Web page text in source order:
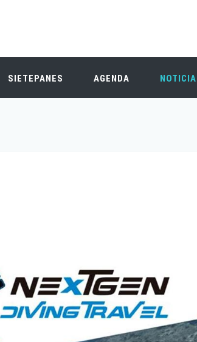
SIETEPANES AGENDA